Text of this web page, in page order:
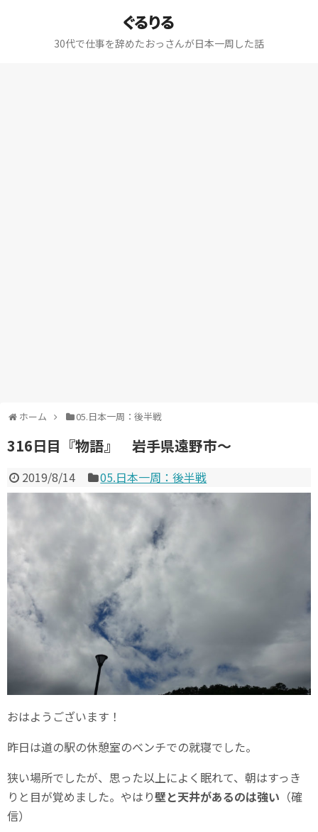
ぐるりる
30代で仕事を辞めたおっさんが日本一周した話
ホーム 05.日本一周：後半戦
316日目『物語』 岩手県遠野市～
2019/8/14 05.日本一周：後半戦
おはようございます！
昨日は道の駅の休憩室のベンチでの就寝でした。
狭い場所でしたが、思った以上によく眠れて、朝はすっき
りと目が覚めました。やはり壁と天井があるのは強い （確
信）